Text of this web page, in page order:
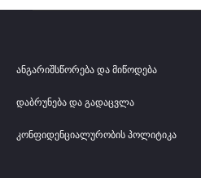
ანგარიშსწორება და მიწოდება
დაბრუნება და გადაცვლა
კონფიდენციალურობის პოლიტიკა